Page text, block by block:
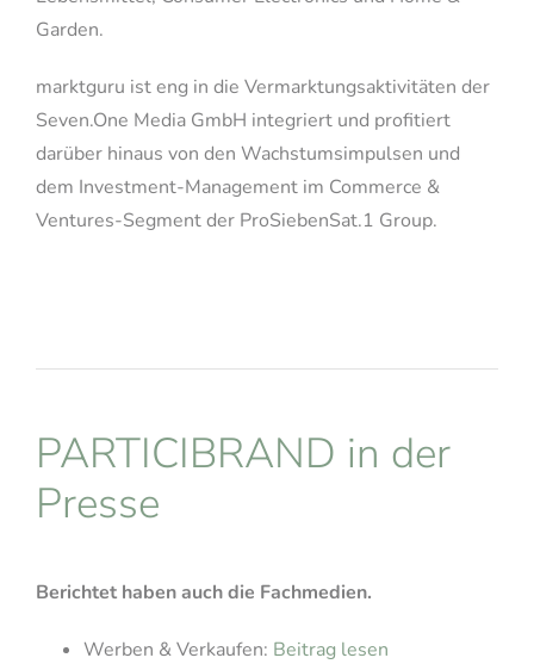
Garden.
marktguru ist eng in die Vermarktungsaktivitäten der
Seven.One Media GmbH integriert und profitiert
darüber hinaus von den Wachstumsimpulsen und
dem Investment-Management im Commerce &
Ventures-Segment der ProSiebenSat.1 Group.
PARTICIBRAND in der
Presse
Berichtet haben auch die Fachmedien.
Werben & Verkaufen: Beitrag lesen